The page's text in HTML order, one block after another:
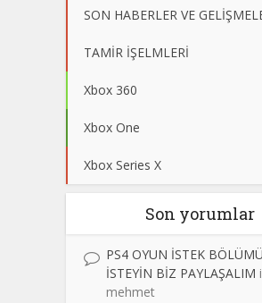
SON HABERLER VE
TAMİR İŞELMLERİ
Xbox 360
Xbox One
Xbox Series X
Son yorumlar
PS4 OYUN İSTEK
İSTEYİN BİZ PAYLAŞALIM
mehmet